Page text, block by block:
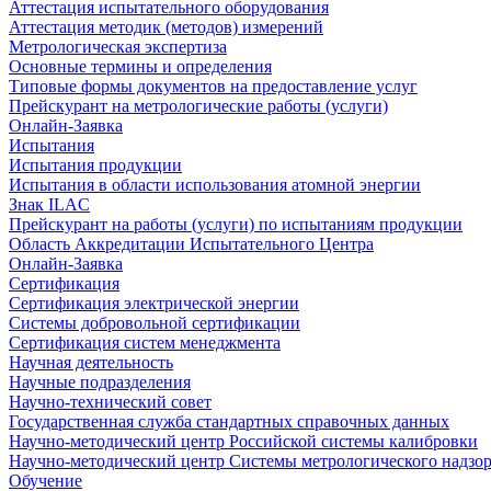
Аттестация испытательного оборудования
Аттестация методик (методов) измерений
Метрологическая экспертиза
Основные термины и определения
Типовые формы документов на предоставление услуг
Прейскурант на метрологические работы (услуги)
Онлайн-Заявка
Испытания
Испытания продукции
Испытания в области использования атомной энергии
Знак ILAC
Прейскурант на работы (услуги) по испытаниям продукции
Область Аккредитации Испытательного Центра
Онлайн-Заявка
Сертификация
Сертификация электрической энергии
Системы добровольной сертификации
Сертификация систем менеджмента
Научная деятельность
Научные подразделения
Научно-технический совет
Государственная служба стандартных справочных данных
Научно-методический центр Российской системы калибровки
Научно-методический центр Системы метрологического
Обучение